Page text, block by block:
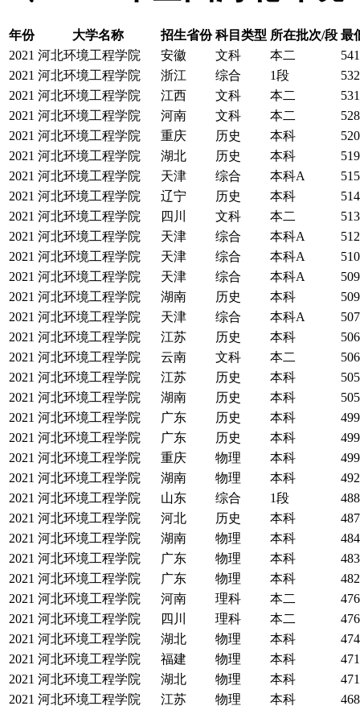
年份 大学名称 招生省份 科目类型 所在批次/段 最
2021 河北环境工程学院 安徽 文科 本二
541
2021 河北环境工程学院 浙江 综合 1段
532
2021 河北环境工程学院 江西 文科 本二
531
2021 河北环境工程学院 河南 文科 本二
528
2021 河北环境工程学院 重庆 历史 本科
520
2021 河北环境工程学院 湖北 历史 本科
519
2021 河北环境工程学院 天津 综合 本科A
515
2021 河北环境工程学院 辽宁 历史 本科
514
2021 河北环境工程学院 四川 文科 本二
513
2021 河北环境工程学院 天津 综合 本科A
512
2021 河北环境工程学院 天津 综合 本科A
510
2021 河北环境工程学院 天津 综合 本科A
509
2021 河北环境工程学院 湖南 历史 本科
509
2021 河北环境工程学院 天津 综合 本科A
507
2021 河北环境工程学院 江苏 历史 本科
506
2021 河北环境工程学院 云南 文科 本二
506
2021 河北环境工程学院 江苏 历史 本科
505
2021 河北环境工程学院 湖南 历史 本科
505
2021 河北环境工程学院 广东 历史 本科
499
2021 河北环境工程学院 广东 历史 本科
499
2021 河北环境工程学院 重庆 物理 本科
499
2021 河北环境工程学院 湖南 物理 本科
492
2021 河北环境工程学院 山东 综合 1段
488
2021 河北环境工程学院 河北 历史 本科
487
2021 河北环境工程学院 湖南 物理 本科
484
2021 河北环境工程学院 广东 物理 本科
483
2021 河北环境工程学院 广东 物理 本科
482
2021 河北环境工程学院 河南 理科 本二
476
2021 河北环境工程学院 四川 理科 本二
476
2021 河北环境工程学院 湖北 物理 本科
474
2021 河北环境工程学院 福建 物理 本科
471
2021 河北环境工程学院 湖北 物理 本科
471
2021 河北环境工程学院 江苏 物理 本科
468